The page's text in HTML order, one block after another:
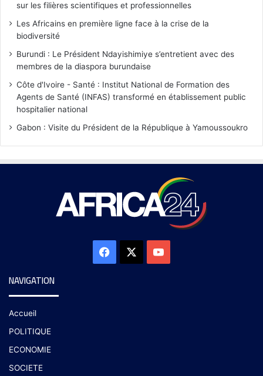
sur les filières scientifiques et professionnelles
Les Africains en première ligne face à la crise de la
biodiversité
Burundi : Le Président Ndayishimiye s’entretient avec des
membres de la diaspora burundaise
Côte d'Ivoire - Santé : Institut National de Formation des
Agents de Santé (INFAS) transformé en établissement public
hospitalier national
Gabon : Visite du Président de la République à Yamoussoukro
NAVIGATION
Accueil
POLITIQUE
ECONOMIE
SOCIETE